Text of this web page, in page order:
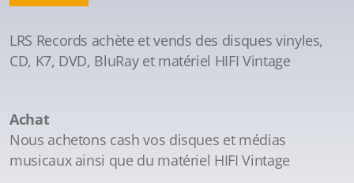
LRS Records achète et vends des disques vinyles,
CD, K7, DVD, BluRay et matériel HIFI Vintage
Achat
Nous achetons cash vos disques et médias
musicaux ainsi que du matériel HIFI Vintage